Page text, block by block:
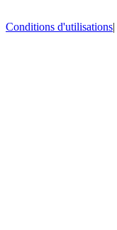
Conditions d'utilisations|